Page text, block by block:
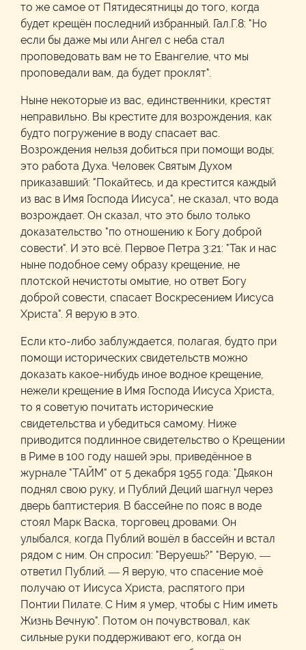
то же самое от Пятидесятницы до того, когда
будет крещён последний избранный. Гал.Г.8: "Но
если бы даже мы или Ангел с неба стал
проповедовать вам не то Евангелие, что мы
проповедали вам, да будет проклят".
Ныне некоторые из вас, единственники, крестят
неправильно. Вы крестите для возрождения, как
будто погружение в воду спасает вас.
Возрождения нельзя добиться при помощи воды;
это работа Духа. Человек Святым Духом
приказавший: "Покайтесь, и да крестится каждый
из вас в Имя Господа Иисуса", не сказал, что вода
возрождает. Он сказал, что это было только
доказательство "по отношению к Богу доброй
совести". И это всё. Первое Петра 3:21: "Так и нас
ныне подобное сему образу крещение, не
плотской нечистоты омытие, но ответ Богу
доброй совести, спасает Воскресением Иисуса
Христа". Я верую в это.
Если кто-либо заблуждается, полагая, будто при
помощи исторических свидетельств можно
доказать какое-нибудь иное водное крещение,
нежели крещение в Имя Господа Иисуса Христа,
то я советую почитать исторические
свидетельства и убедиться самому. Ниже
приводится подлинное свидетельство о Крещении
в Риме в 100 году нашей эры, приведённое в
журнале "ТАЙМ" от 5 декабря 1955 года: "Дьякон
поднял свою руку, и Публий Деций шагнул через
дверь баптистерия. В бассейне по пояс в воде
стоял Марк Васка, торговец дровами. Он
улыбался, когда Публий вошёл в бассейн и встал
рядом с ним. Он спросил: "Веруешь?" "Верую, —
ответил Публий. — Я верую, что спасение моё
получаю от Иисуса Христа, распятого при
Понтии Пилате. С Ним я умер, чтобы с Ним иметь
Жизнь Вечную". Потом он почувствовал, как
сильные руки поддерживают его, когда он